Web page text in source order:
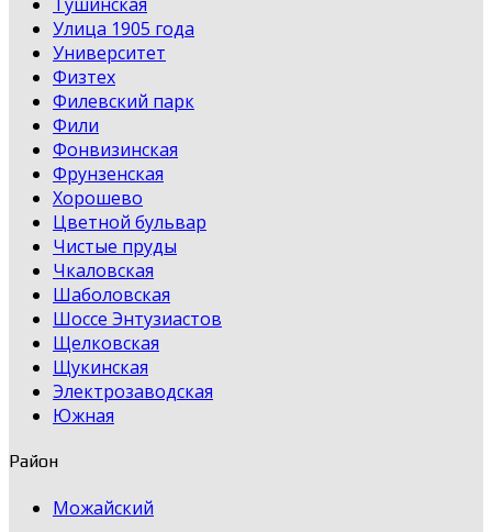
Улица 1905 года
Университет
Физтех
Филевский парк
Фили
Фонвизинская
Фрунзенская
Хорошево
Цветной бульвар
Чистые пруды
Чкаловская
Шаболовская
Шоссе Энтузиастов
Щелковская
Щукинская
Электрозаводская
Южная
Район
Можайский